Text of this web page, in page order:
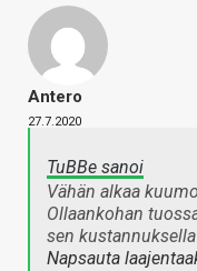
Antero
27.7.2020
TuBBe sanoi
Vähän alkaa
Ollaankohan
sen
Napsauta